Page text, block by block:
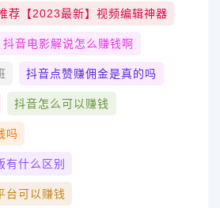
荐【2023最新】视频编辑神器
抖音电影解说怎么赚钱啊
抖音点赞赚佣金是真的吗
抖音怎么可以赚钱
吗
有什么区别
台可以赚钱